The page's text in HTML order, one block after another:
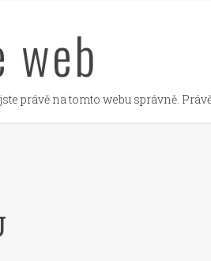
web
právě na tomto webu správně.